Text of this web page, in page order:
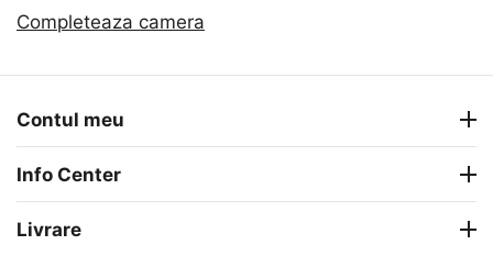
Completeaza camera
Contul meu
Info Center
Livrare